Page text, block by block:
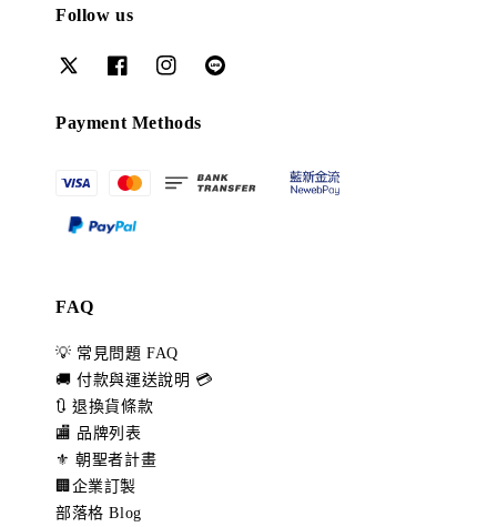
Follow us
Payment Methods
FAQ
💡 常見問題 FAQ
🚚 付款與運送說明 💳
🔃 退換貨條款
🏬 品牌列表
⚜️ 朝聖者計畫
🏢企業訂製
部落格 Blog